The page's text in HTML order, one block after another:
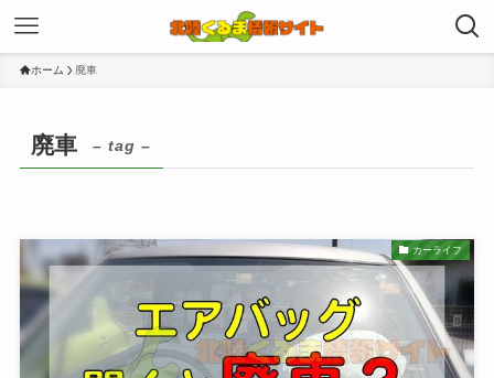
ホーム 廃車
廃車 – tag –
カーライフ